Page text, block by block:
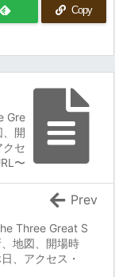
Copy
Gre
開
セ
〜
Three Great S
地図、開場時
、アクセス・
Prev